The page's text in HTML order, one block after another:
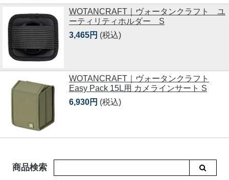
WOTANCRAFT｜ヴォータンクラフト ユ
ーティリティホルダー S
3,465円 (税込)
WOTANCRAFT｜ヴォータンクラフト
Easy Pack 15L用 カメラインサート S
6,930円 (税込)
商品検索